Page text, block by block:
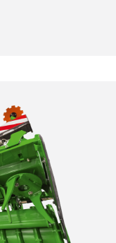
für die
„Zinken
einfach von
Das